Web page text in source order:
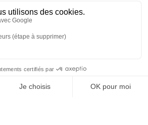
travail
30900 NIMES
Numéro de case : D105